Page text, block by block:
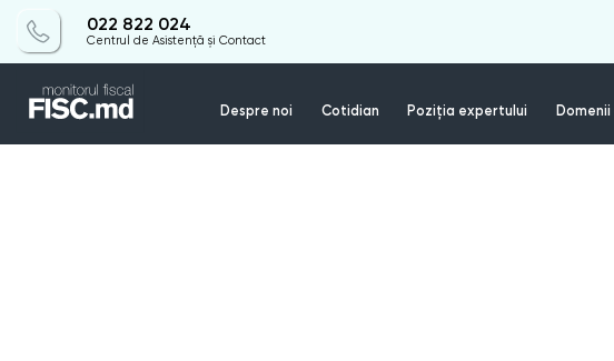
022 822 024
Centrul de Asistență și Contact
Despre noi Cotidian Poziția expertului